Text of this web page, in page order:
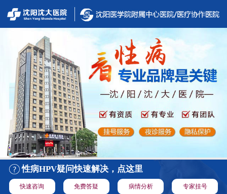
性病HPV疑问快速解决，点这里
快速咨询 免费答疑 病情分析 专家挂号